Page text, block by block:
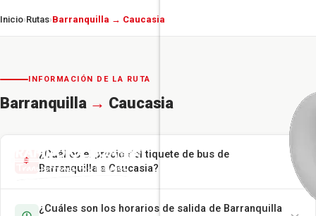
Inicio›Rutas›Barranquilla → Caucasia
INFORMACIÓN DE LA RUTA
Barranquilla → Caucasia
¿Cuál es el precio del tiquete de bus de
Barranquilla a Caucasia?
¿Cuáles son los horarios de salida de Barranquilla